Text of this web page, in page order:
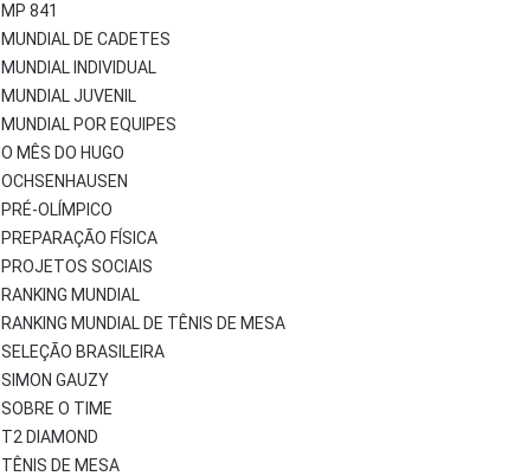
MP 841
MUNDIAL DE CADETES
MUNDIAL INDIVIDUAL
MUNDIAL JUVENIL
MUNDIAL POR EQUIPES
O MÊS DO HUGO
OCHSENHAUSEN
PRÉ-OLÍMPICO
PREPARAÇÃO FÍSICA
PROJETOS SOCIAIS
RANKING MUNDIAL
RANKING MUNDIAL DE TÊNIS DE MESA
SELEÇÃO BRASILEIRA
SIMON GAUZY
SOBRE O TIME
T2 DIAMOND
TÊNIS DE MESA